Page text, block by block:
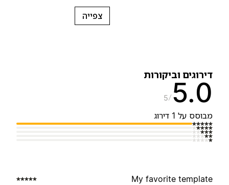
צפייה
וביקורות
5
על 1 דירוג
My favorite